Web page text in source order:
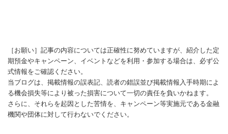
［お願い］記事の内容については正確性に努めていますが、紹介した定
期預金やキャンペーン、イベントなどを利用・参加する場合は、必ず公
式情報をご確認ください。
当ブログは、掲載情報の誤表記、読者の錯誤並び掲載情報入手時期によ
る機会損失等により被った損害について一切の責任を負いかねます。
さらに、それらを起因とした苦情を、キャンペーン等実施元である金融
機関や団体に対して行わないでください。